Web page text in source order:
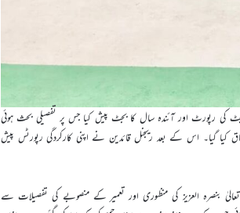
کی رپورٹ اور آئندہ سال کا بجٹ پیش کیا جس پر تفصیلی بحث ہوئی
گیا۔ اس کے بعد ریجنل قائدین نے اپنی کارکردگی رپورٹس پیش
بنصرہ العزیز کی منظوری اور تعمیر کے منصوبے کی تفصیلات سے